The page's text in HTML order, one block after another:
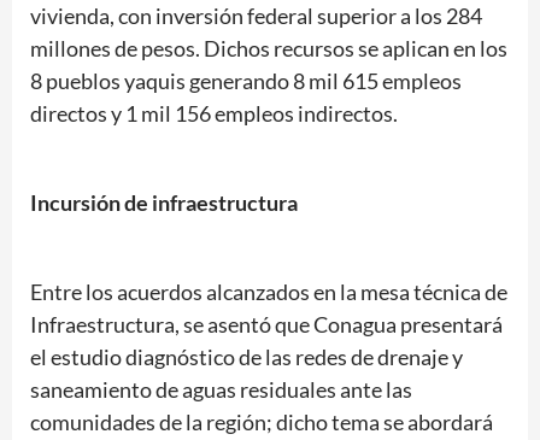
vivienda, con inversión federal superior a los 284
millones de pesos. Dichos recursos se aplican en los
8 pueblos yaquis generando 8 mil 615 empleos
directos y 1 mil 156 empleos indirectos.
Incursión de infraestructura
Entre los acuerdos alcanzados en la mesa técnica de
Infraestructura, se asentó que Conagua presentará
el estudio diagnóstico de las redes de drenaje y
saneamiento de aguas residuales ante las
comunidades de la región; dicho tema se abordará